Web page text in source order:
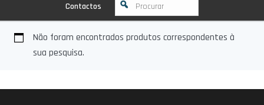
Contactos
Não foram encontrados produtos correspondentes à
sua pesquisa.